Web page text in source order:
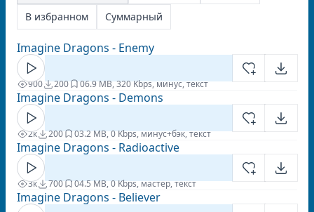
В избранном
Суммарный
Imagine Dragons - Enemy
900 200 06.9 MB, 320 Kbps, минус, текст
Imagine Dragons - Demons
2к 200 03.2 MB, 0 Kbps, минус+бэк, текст
Imagine Dragons - Radioactive
3к 700 04.5 MB, 0 Kbps, мастер, текст
Imagine Dragons - Believer